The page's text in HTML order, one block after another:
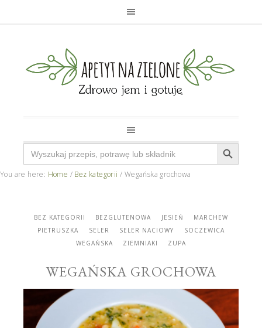
Search
for:
Search Button
You are here: Home / Bez kategorii / Wegańska grochowa
BEZ KATEGORII BEZGLUTENOWA JESIEŃ
MARCHEW
PIETRUSZKA
SELER SELER NACIOWY
SOCZEWICA
WEGAŃSKA
ZIEMNIAKI ZUPA
WEGAŃSKA GROCHOWA